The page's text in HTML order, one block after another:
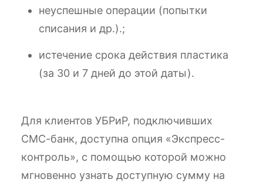
неуспешные операции (попытки
списания и др.).;
истечение срока действия пластика
(за 30 и 7 дней до этой даты).
Для клиентов УБРиР, подключивших
СМС-банк, доступна опция «Экспресс-
контроль», с помощью которой можно
мгновенно узнать доступную сумму на